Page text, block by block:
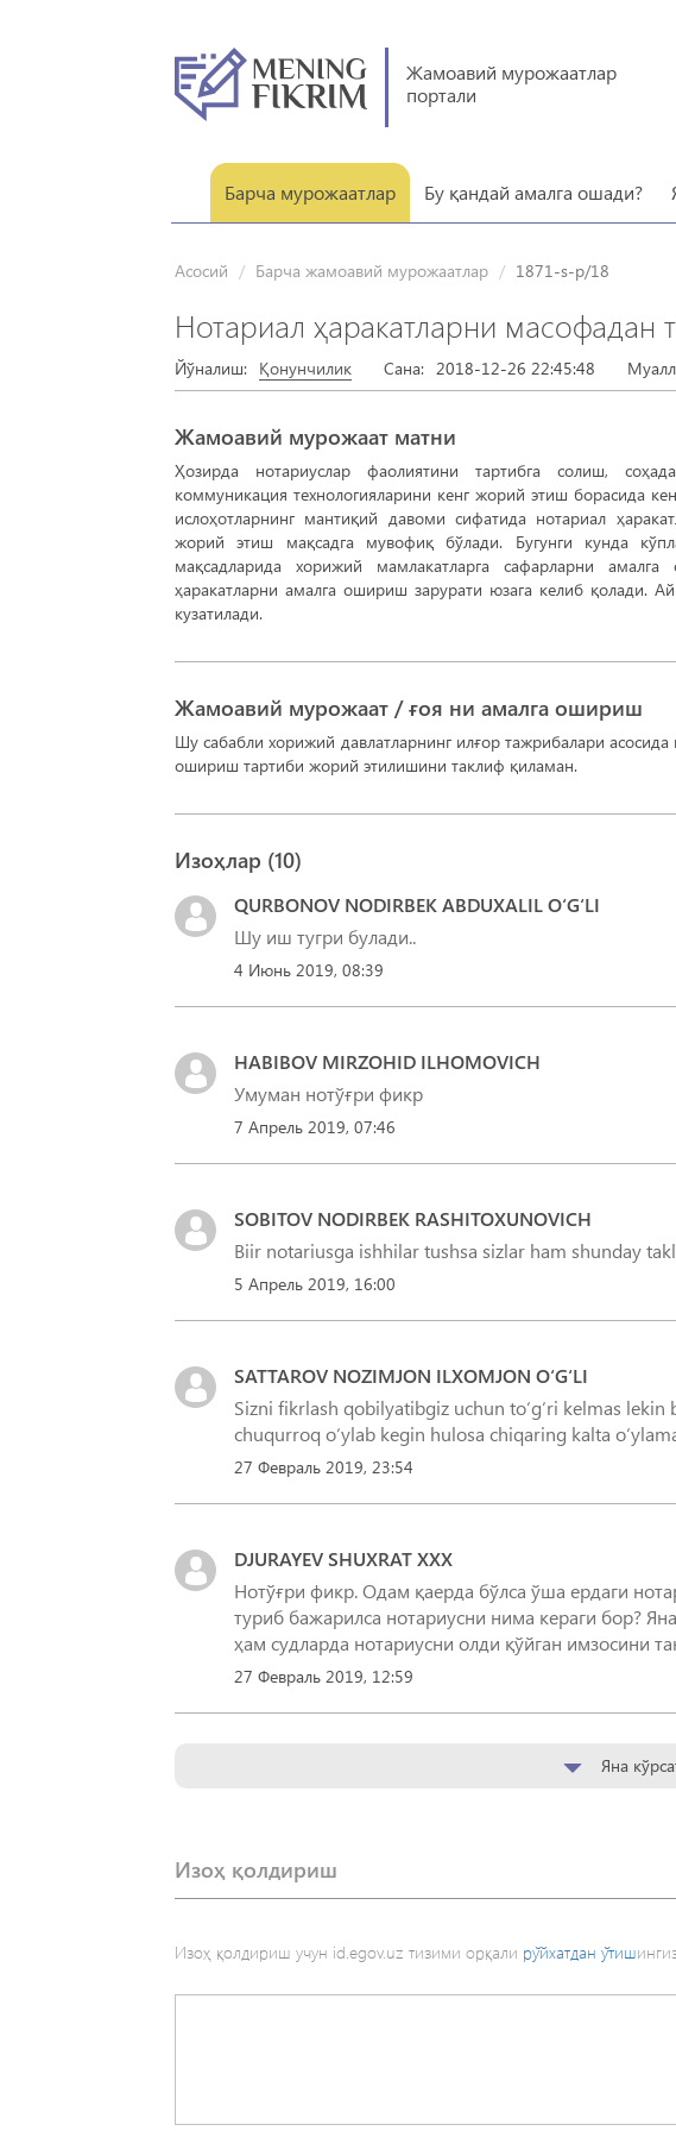
Жамоавий мурожаатлар
портали
Барча мурожаатлар Бу қандай амалга ошади?
Асосий Барча жамоавий мурожаатлар 1871-s-p/18
Нотариал ҳаракатларни
Йўналиш: Қонунчилик Сана: 2018-12-26 22:45:48
Жамоавий мурожаат матни
Ҳозирда нотариуслар фаолиятини тартибга солиш,
коммуникация технологияларини кенг жорий этиш борасида
ислоҳотларнинг мантиқий давоми сифатида нотариал
жорий этиш мақсадга мувофиқ бўлади. Бугунги кунда
мақсадларида хорижий мамлакатларга сафарларни
ҳаракатларни амалга ошириш зарурати юзага келиб қолади.
кузатилади.
Жамоавий мурожаат / ғоя ни амалга ошириш
Шу сабабли хорижий давлатларнинг илғор тажрибалари
ошириш тартиби жорий этилишини таклиф қиламан.
Изоҳлар (10)
QURBONOV NODIRBEK ABDUXALIL O‘G‘LI
Шу иш тугри булади..
4 Июнь 2019, 08:39
HABIBOV MIRZOHID ILHOMOVICH
Умуман нотўғри фикр
7 Апрель 2019, 07:46
SOBITOV NODIRBEK RASHITOXUNOVICH
Biir notariusga ishhilar tushsa sizlar ham shunday
5 Апрель 2019, 16:00
SATTAROV NOZIMJON ILXOMJON O‘G‘LI
Sizni fikrlash qobilyatibgiz uchun toʻgʻri kelmas
chuqurroq oʻylab kegin hulosa chiqaring kalta
27 Февраль 2019, 23:54
DJURAYEV SHUXRAT XXX
Нотўғри фикр. Одам қаерда бўлса ўша ердаги
туриб бажарилса нотариусни нима кераги бор?
ҳам судларда нотариусни олди қўйган имзосини
27 Февраль 2019, 12:59
Яна
Изоҳ қолдириш
Изоҳ қолдириш учун id.egov.uz тизими орқали рўйхатдан ўтиш